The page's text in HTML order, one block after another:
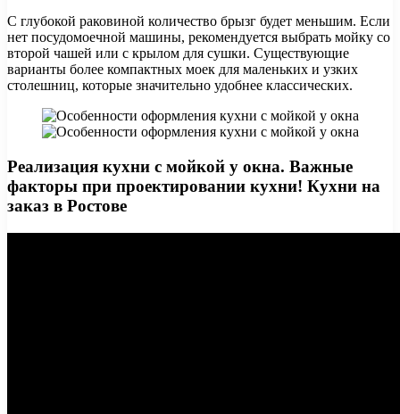
С глубокой раковиной количество брызг будет меньшим. Если
нет посудомоечной машины, рекомендуется выбрать мойку со
второй чашей или с крылом для сушки. Существующие
варианты более компактных моек для маленьких и узких
столешниц, которые значительно удобнее классических.
Реализация кухни с мойкой у окна. Важные
факторы при проектировании кухни! Кухни на
заказ в Ростове